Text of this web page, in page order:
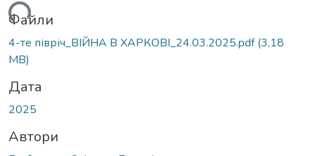
Файли
4-те півріч_ВІЙНА В ХАРКОВІ_24.03.2025.pdf(3,18
MB)
Дата
2025
Автори